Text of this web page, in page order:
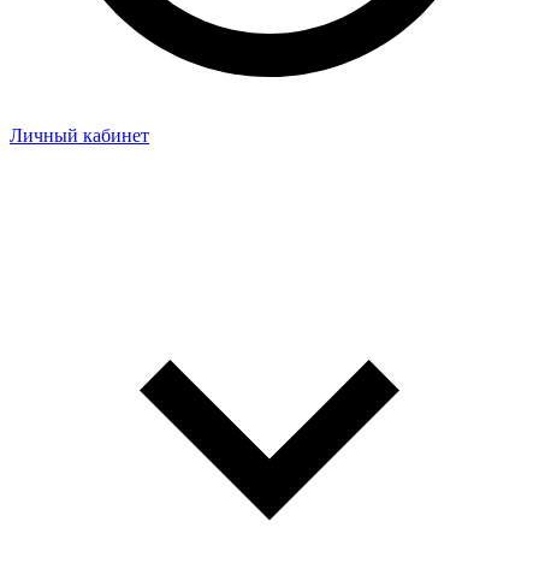
Личный кабинет